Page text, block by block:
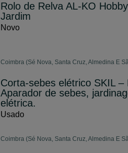
Rolo de Relva AL-KO
Jardim
Novo
Coimbra (Sé Nova, Santa Cruz, Almedina E
Corta-sebes elétrico SKIL
Aparador de sebes,
elétrica.
Usado
Coimbra (Sé Nova, Santa Cruz, Almedina E